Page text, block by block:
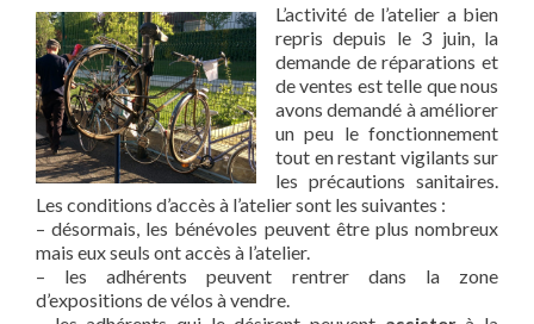
L’activité de l’atelier a bien
repris depuis le 3 juin, la
demande de réparations et
de ventes est telle que nous
avons demandé à améliorer
un peu le fonctionnement
tout en restant vigilants sur
les précautions sanitaires.
Les conditions d’accès à l’atelier sont les suivantes :
– désormais, les bénévoles peuvent être plus nombreux
mais eux seuls ont accès à l’atelier.
– les adhérents peuvent rentrer dans la zone
d’expositions de vélos à vendre.